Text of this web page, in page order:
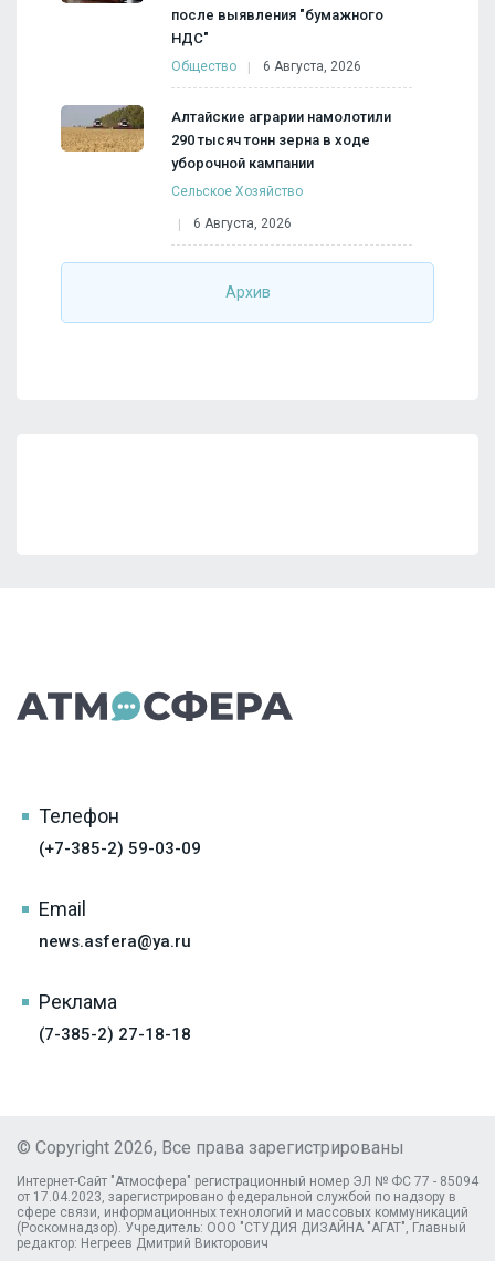
после выявления "бумажного
НДС"
Общество 6 Августа, 2026
Алтайские аграрии намолотили
290 тысяч тонн зерна в ходе
уборочной кампании
Сельское Хозяйство
6 Августа, 2026
Архив
Телефон
(+7-385-2) 59-03-09
Email
news.asfera@ya.ru
Реклама
(7-385-2) 27-18-18
© Copyright 2026, Все права зарегистрированы
Интернет-Сайт "Атмосфера" регистрационный номер ЭЛ № ФС 77 - 85094
от 17.04.2023, зарегистрировано федеральной службой по надзору в
сфере связи, информационных технологий и массовых коммуникаций
(Роскомнадзор). Учредитель: ООО "СТУДИЯ ДИЗАЙНА "АГАТ", Главный
редактор: Негреев Дмитрий Викторович